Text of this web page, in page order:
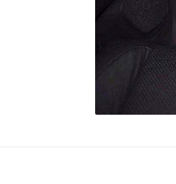
级车
级车